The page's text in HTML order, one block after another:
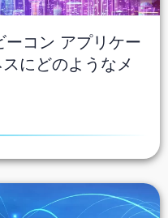
ーコン アプリケー
にどのようなメ